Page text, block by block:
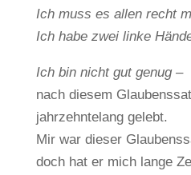
Ich muss es allen recht
Ich habe zwei linke
Ich bin nicht gut genug –
nach diesem
jahrzehntelang gelebt.
Mir war dieser
doch hat er mich lange